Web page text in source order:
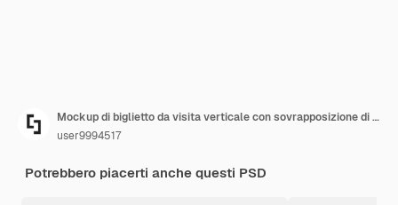
Mockup di biglietto da visita verticale con sovrapposizione di ombre
user9994517
Potrebbero piacerti anche questi PSD